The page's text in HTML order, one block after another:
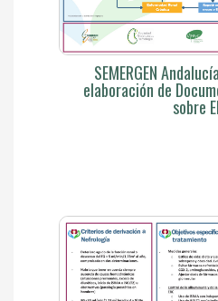
SEMERGEN
elaboración de
sobre